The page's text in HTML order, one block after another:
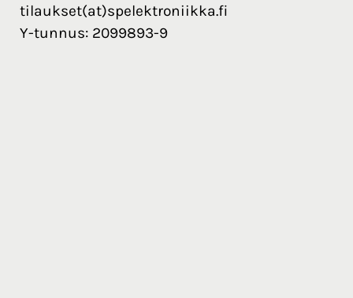
tilaukset(at)spelektroniikka.fi
Y-tunnus: 2099893-9